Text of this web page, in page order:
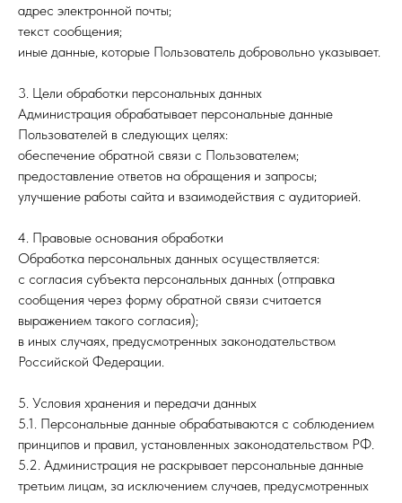
адрес электронной почты;
текст сообщения;
иные данные, которые Пользователь добровольно указывает.
3. Цели обработки персональных данных
Администрация обрабатывает персональные данные
Пользователей в следующих целях:
обеспечение обратной связи с Пользователем;
предоставление ответов на обращения и запросы;
улучшение работы сайта и взаимодействия с аудиторией.
4. Правовые основания обработки
Обработка персональных данных осуществляется:
с согласия субъекта персональных данных (отправка
сообщения через форму обратной связи считается
выражением такого согласия);
в иных случаях, предусмотренных законодательством
Российской Федерации.
5. Условия хранения и передачи данных
5.1. Персональные данные обрабатываются с соблюдением
принципов и правил, установленных законодательством РФ.
5.2. Администрация не раскрывает персональные данные
третьим лицам, за исключением случаев, предусмотренных